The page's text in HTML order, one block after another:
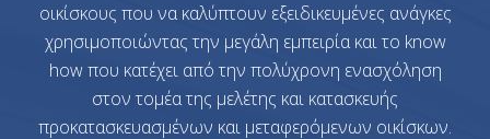
οικίσκους που να καλύπτουν εξειδικευμένες ανάγκες
χρησιμοποιώντας την μεγάλη εμπειρία και το know
how που κατέχει από την πολύχρονη ενασχόληση
στον τομέα της μελέτης και κατασκευής
προκατασκευασμένων και μεταφερόμενων οικίσκων.